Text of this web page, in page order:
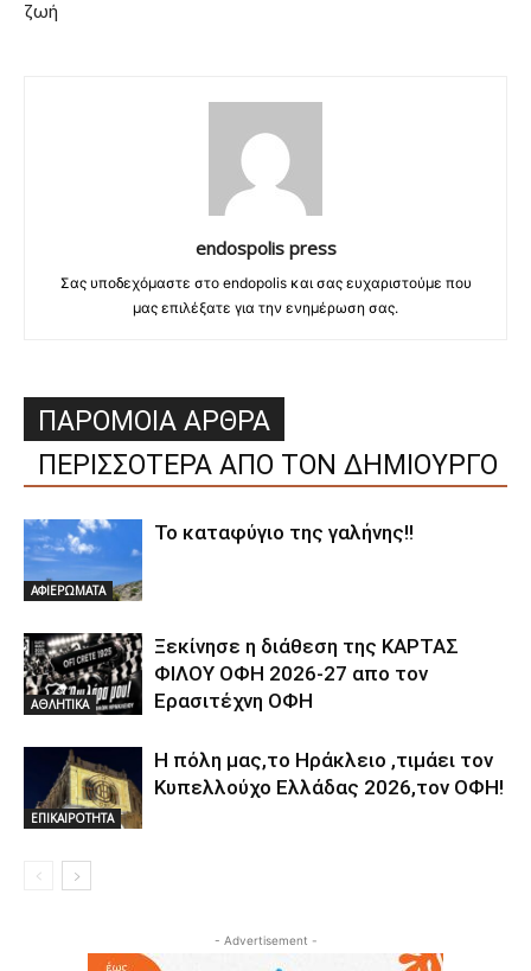
ζωή
endospolis press
Σας υποδεχόμαστε στο endopolis και σας ευχαριστούμε που
μας επιλέξατε για την ενημέρωση σας.
ΠΑΡΟΜΟΙΑ ΑΡΘΡΑ
ΠΕΡΙΣΣΟΤΕΡΑ ΑΠΟ ΤΟΝ ΔΗΜΙΟΥΡΓΟ
ΑΦΙΕΡΩΜΑΤΑ
Το καταφύγιο της γαλήνης!!
ΑΘΛΗΤΙΚΑ
Ξεκίνησε η διάθεση της ΚΑΡΤΑΣ
ΦΙΛΟΥ ΟΦΗ 2026-27 απο τον
Ερασιτέχνη ΟΦΗ
ΕΠΙΚΑΙΡΟΤΗΤΑ
Η πόλη μας,το Ηράκλειο ,τιμάει τον
Κυπελλούχο Ελλάδας 2026,τον ΟΦΗ!
- Advertisement -